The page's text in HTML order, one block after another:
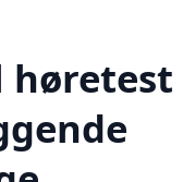
høretest